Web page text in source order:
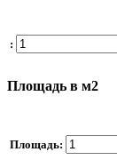
:
Площадь в м2
Площадь: